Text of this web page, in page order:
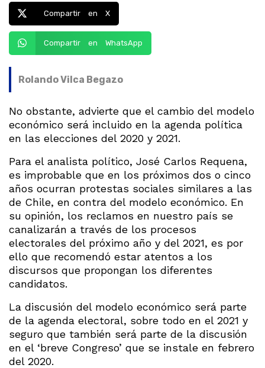
Compartir en X
Compartir en WhatsApp
Rolando Vilca Begazo
No obstante, advierte que el cambio del modelo
económico será incluido en la agenda política
en las elecciones del 2020 y 2021.
Para el analista político, José Carlos Requena,
es improbable que en los próximos dos o cinco
años ocurran protestas sociales similares a las
de Chile, en contra del modelo económico. En
su opinión, los reclamos en nuestro país se
canalizarán a través de los procesos
electorales del próximo año y del 2021, es por
ello que recomendó estar atentos a los
discursos que propongan los diferentes
candidatos.
La discusión del modelo económico será parte
de la agenda electoral, sobre todo en el 2021 y
seguro que también será parte de la discusión
en el ‘breve Congreso’ que se instale en febrero
del 2020.